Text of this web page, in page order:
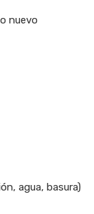
nuevo
agua, basura)